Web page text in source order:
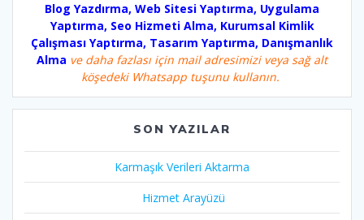
Blog Yazdırma, Web Sitesi Yaptırma, Uygulama
Yaptırma, Seo Hizmeti Alma, Kurumsal Kimlik
Çalışması Yaptırma, Tasarım Yaptırma, Danışmanlık
Alma ve daha fazlası için mail adresimizi veya sağ alt
köşedeki Whatsapp tuşunu kullanın.
SON YAZILAR
Karmaşık Verileri Aktarma
Hizmet Arayüzü